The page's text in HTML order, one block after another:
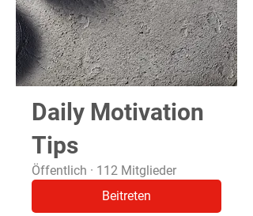
Daily Motivation
Tips
Öffentlich · 112 Mitglieder
Beitreten